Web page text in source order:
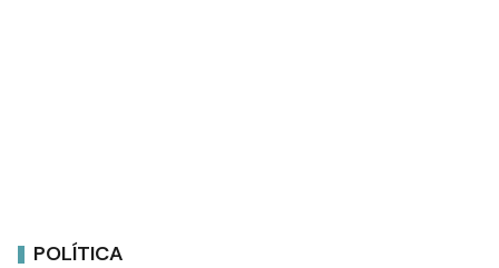
POLÍTICA